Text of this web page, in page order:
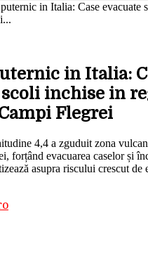
in Italia: Case evacuate
in Italia:
inchise in
Flegrei
4,4 a zguduit zona
forțând evacuarea caselor și
asupra riscului crescut de